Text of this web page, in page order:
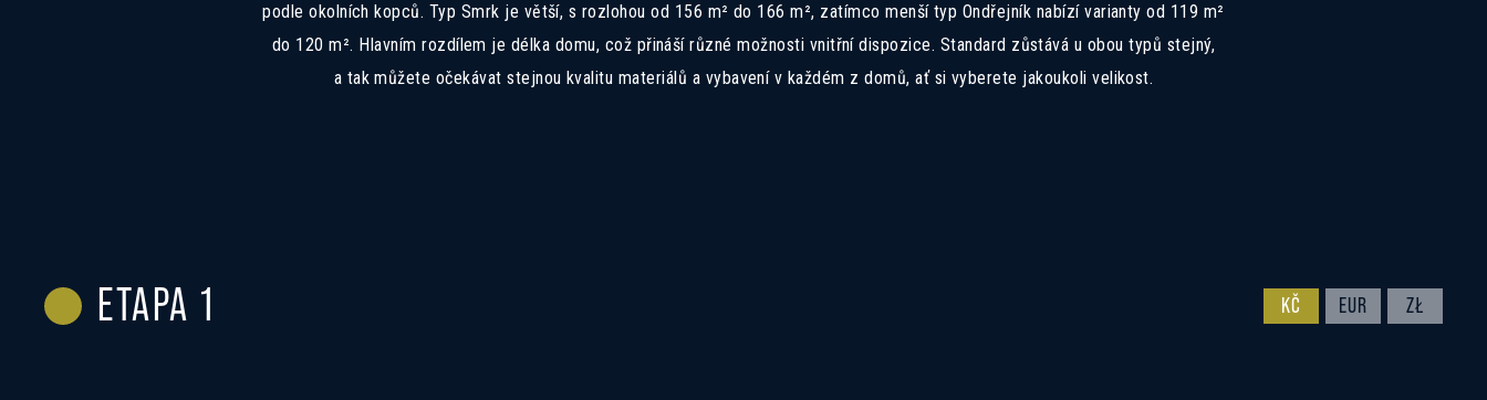
podle okolních kopců. Typ Smrk je větší, s rozlohou od 156 m² do 166 m², zatímco menší typ Ondřejník nabízí varianty od 119 m²
do 120 m². Hlavním rozdílem je délka domu, což přináší různé možnosti vnitřní dispozice. Standard zůstává u obou typů stejný,
a tak můžete očekávat stejnou kvalitu materiálů a vybavení v každém z domů, ať si vyberete jakoukoli velikost.
ETAPA 1 KČ EUR ZŁ